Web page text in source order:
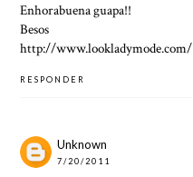
Enhorabuena guapa!!
Besos
http://www.lookladymode.com/
RESPONDER
Unknown
7/20/2011